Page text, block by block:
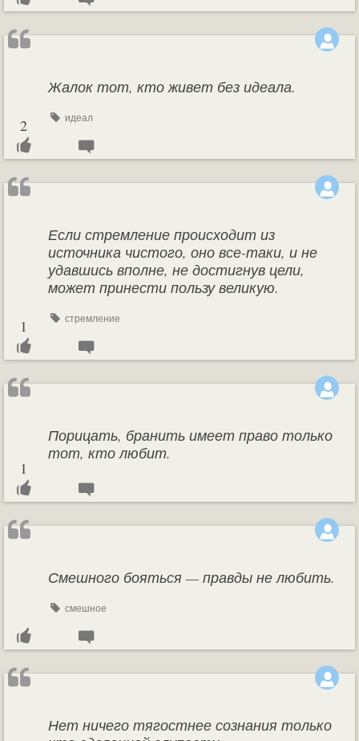
Жалок тот, кто живет без идеала.
идеал
2
Если стремление происходит из
источника чистого, оно все-таки, и не
удавшись вполне, не достигнув цели,
может принести пользу великую.
стремление
1
Порицать, бранить имеет право только
тот, кто любит.
1
Смешного бояться — правды не любить.
смешное
Нет ничего тягостнее сознания только